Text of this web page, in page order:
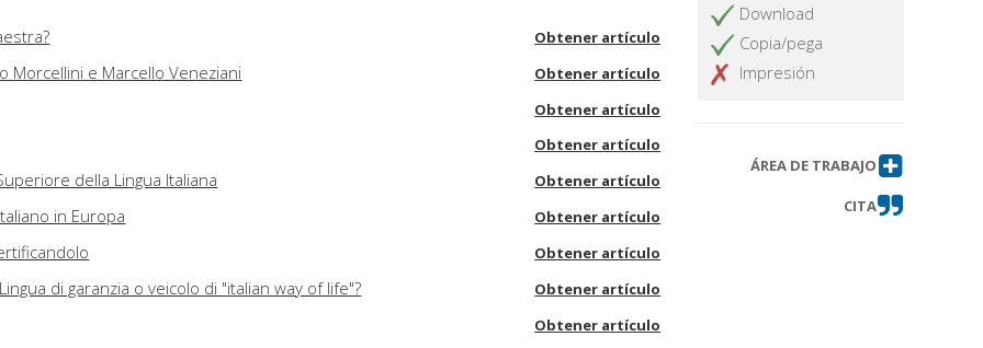
Obtener artículo
Morcellini e Marcello Veneziani Obtener artículo
Obtener artículo
Obtener artículo
della Lingua Italiana Obtener artículo
in Europa Obtener artículo
Obtener artículo
di garanzia o veicolo di "italian way of life"? Obtener artículo
Obtener artículo
Download
Copia/pega
Impresión
ÁREA DE TRABAJO
CITA